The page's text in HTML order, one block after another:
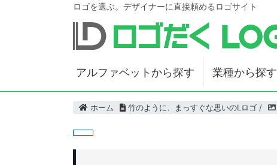
ロゴを選ぶ。デザイナーに直接頼めるロゴサイト
アルファベットから探す 業種から探す
ホーム 竹のように、まっすぐな思いのLロゴ /